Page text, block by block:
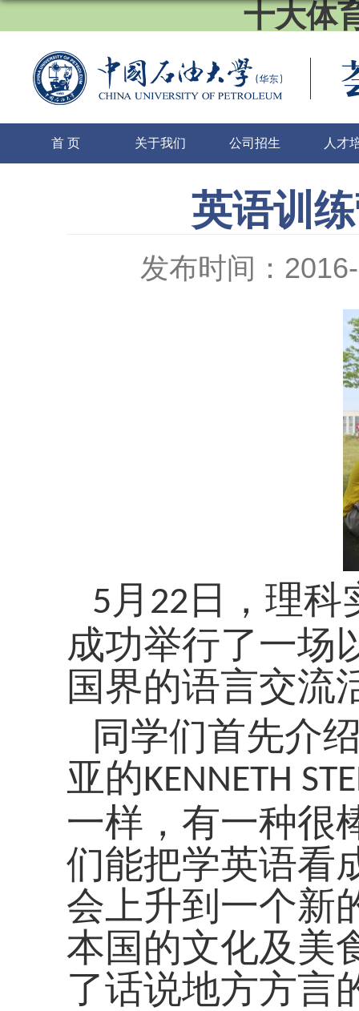
十大体
首 页 关于我们 公司招生 人才
英语训
发布时间：
5 月 22 日，理
成功举行了一场
国界的语言交流
同学们首先介
亚的KENNETH
一样，有一种很
们能把学英语看
会上升到一个新
本国的文化及美
了话说地方方言